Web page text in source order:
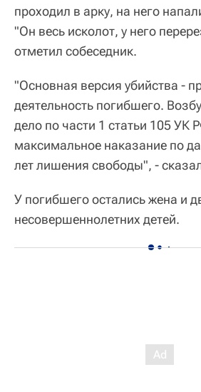
проходил в арку, на него
"Он весь исколот, у него
отметил собеседник.
"Основная версия убийства -
деятельность погибшего.
дело по части 1 статьи 105 УК
максимальное наказание по
лет лишения свободы", -
У погибшего остались жена и
несовершеннолетних детей.